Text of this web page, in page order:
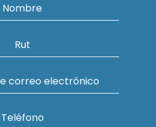
Nombre
Rut
correo electrónico
Teléfono